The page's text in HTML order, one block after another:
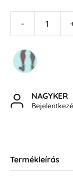
-
NAGYKER
Termékleírás